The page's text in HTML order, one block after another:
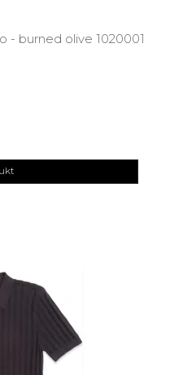
- burned olive 1020001